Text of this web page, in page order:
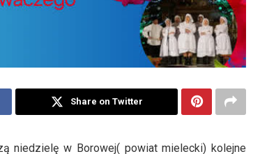
Share on Twitter
niedzielę w Borowej( powiat mielecki) kolejne